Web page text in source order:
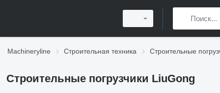
Machineryline Строительная техника Строительные
Строительные погрузчики LiuGong